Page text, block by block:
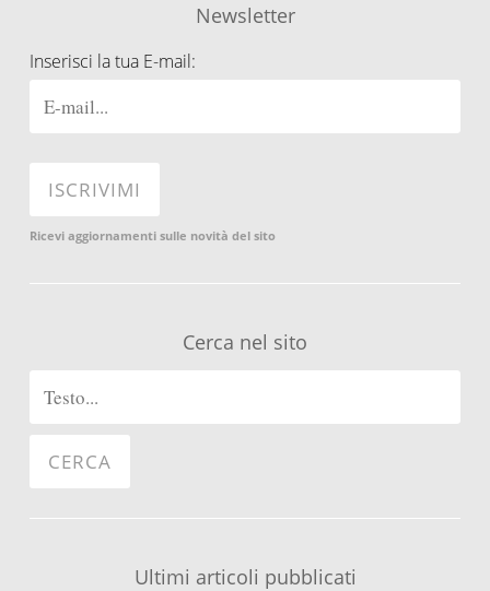
Newsletter
Inserisci la tua E-mail:
Ricevi aggiornamenti sulle novità del sito
Cerca nel sito
Ultimi articoli pubblicati